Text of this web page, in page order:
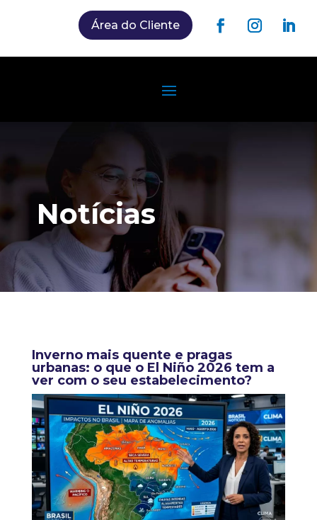
Área do Cliente
Notícias
Inverno mais quente e pragas
urbanas: o que o El Niño 2026 tem a
ver com o seu estabelecimento?